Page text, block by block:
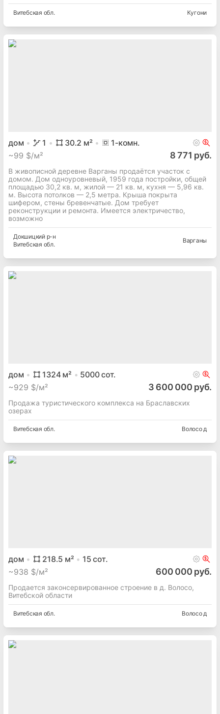
Витебская обл. Кугони
дом 1 30.2 м² 1-комн.
~99 $/м² 8 771 руб.
В живописной деревне Варганы продаётся участок с
домом. Дом одноуровневый, 1959 года постройки, общей
площадью 30,2 кв. м, жилой — 21 кв. м, кухня — 5,96 кв.
м. Высота потолков — 2,5 метра. Крыша покрыта
шифером, стены бревенчатые. Дом требует
реконструкции и ремонта. Имеется электричество,
возможно
Докшицкийр-н
Витебская обл.
Варганы
дом 1324м² 5000сот.
~929 $/м² 3 600 000 руб.
Продажа туристического комплекса на Браславских
озерах
Витебская обл. Волосо д
дом 218.5 м² 15 сот.
~938 $/м² 600 000 руб.
Продается законсервированное строение в д. Волосо,
Витебской области
Витебская обл. Волосо д